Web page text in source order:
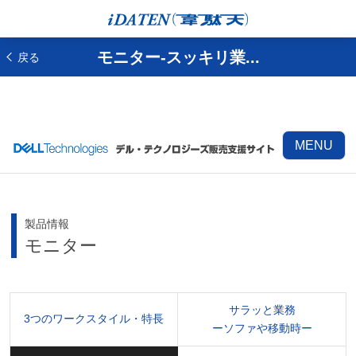
戻る モニター-スッキリ業...
MENU
製品情報
モニター
3つのワークスタイル・特長
サラッと業務
ーソファや移動時ー